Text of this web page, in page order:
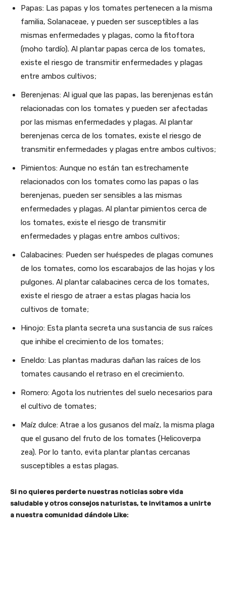
Papas: Las papas y los tomates pertenecen a la misma
familia, Solanaceae, y pueden ser susceptibles a las
mismas enfermedades y plagas, como la fitoftora
(moho tardío). Al plantar papas cerca de los tomates,
existe el riesgo de transmitir enfermedades y plagas
entre ambos cultivos;
Berenjenas: Al igual que las papas, las berenjenas están
relacionadas con los tomates y pueden ser afectadas
por las mismas enfermedades y plagas. Al plantar
berenjenas cerca de los tomates, existe el riesgo de
transmitir enfermedades y plagas entre ambos cultivos;
Pimientos: Aunque no están tan estrechamente
relacionados con los tomates como las papas o las
berenjenas, pueden ser sensibles a las mismas
enfermedades y plagas. Al plantar pimientos cerca de
los tomates, existe el riesgo de transmitir
enfermedades y plagas entre ambos cultivos;
Calabacines: Pueden ser huéspedes de plagas comunes
de los tomates, como los escarabajos de las hojas y los
pulgones. Al plantar calabacines cerca de los tomates,
existe el riesgo de atraer a estas plagas hacia los
cultivos de tomate;
Hinojo: Esta planta secreta una sustancia de sus raíces
que inhibe el crecimiento de los tomates;
Eneldo: Las plantas maduras dañan las raíces de los
tomates causando el retraso en el crecimiento.
Romero: Agota los nutrientes del suelo necesarios para
el cultivo de tomates;
Maíz dulce: Atrae a los gusanos del maíz, la misma plaga
que el gusano del fruto de los tomates (Helicoverpa
zea). Por lo tanto, evita plantar plantas cercanas
susceptibles a estas plagas.
Si no quieres perderte nuestras noticias sobre vida
saludable y otros consejos naturistas, te invitamos a unirte
a nuestra comunidad dándole Like: